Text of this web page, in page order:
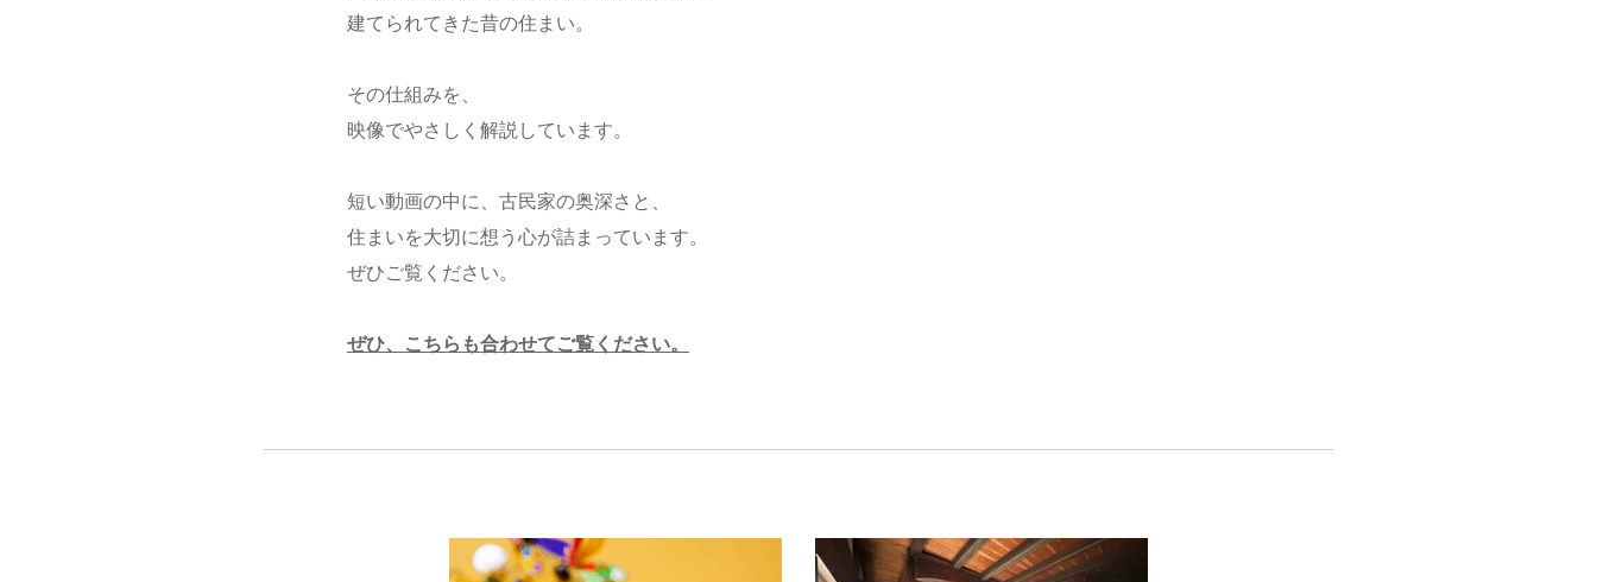
建てられてきた昔の住まい。
その仕組みを、
映像でやさしく解説しています。
短い動画の中に、古民家の奥深さと、
住まいを大切に想う心が詰まっています。
ぜひご覧ください。
ぜひ、こちらも合わせてご覧ください。